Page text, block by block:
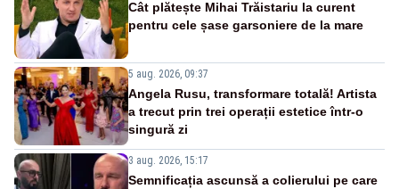
Cât plătește Mihai Trăistariu la curent
pentru cele șase garsoniere de la mare
5 aug. 2026, 09:37
Angela Rusu, transformare totală! Artista
a trecut prin trei operații estetice într-o
singură zi
3 aug. 2026, 15:17
Semnificația ascunsă a colierului pe care